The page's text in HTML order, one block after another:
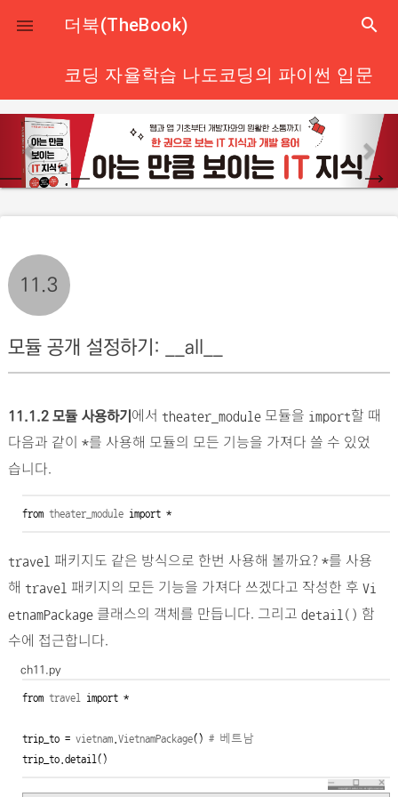
close
 더북(TheBook) search
코딩 자율학습 나도코딩의 파이썬 입문
p
r
e
o
u
e
x
11.3
모듈 공개 설정하기: __all__
11.1.2 모듈 사용하기 에서 theater_module모듈을 import할 때
다음과 같이 *를 사용해 모듈의 모든 기능을 가져다 쓸 수 있었
습니다.
from theater_module import *
travel 패키지도 같은 방식으로 한번 사용해 볼까요? *를 사용
해 travel 패키지의 모든 기능을 가져다 쓰겠다고 작성한 후 Vi
etnamPackage클래스의 객체를 만듭니다. 그리고 detail() 함
수에 접근합니다.
ch11.py
from travel import *
trip_to = vietnam. VietnamPackage() # 베트남
trip_to.detail()